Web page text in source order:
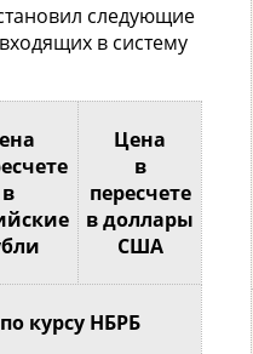
следующие
в систему
в
Цена
в
пересчете
в доллары
США
по курсу НБРБ